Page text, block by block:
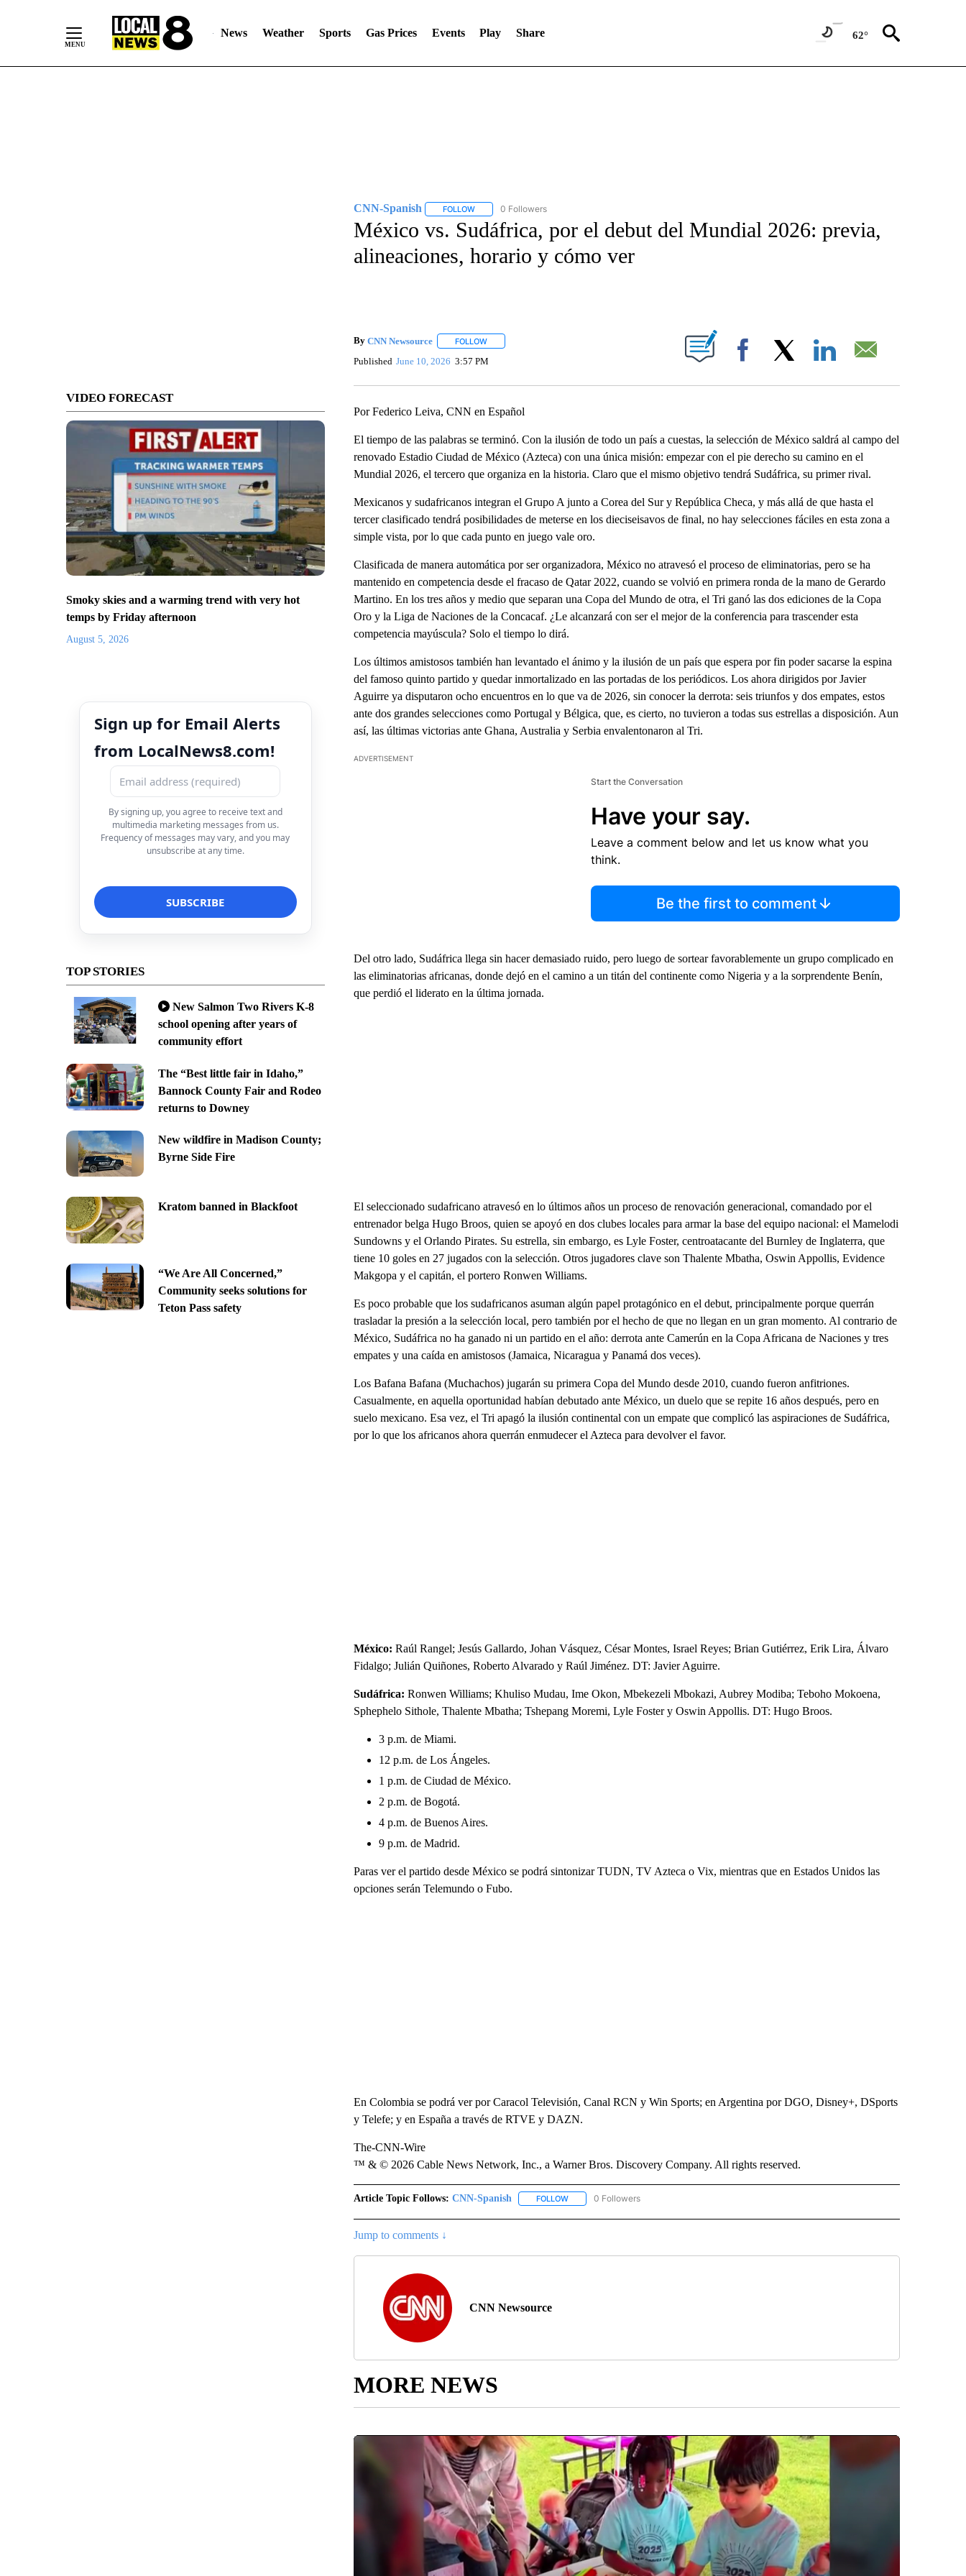
News Weather Sports Gas Prices Events Play Share 62°
VIDEO FORECAST
Smoky skies and a warming trend with very hot
temps by Friday afternoon
August 5, 2026
Sign up for Email Alerts
from LocalNews8.com!
By signing up, you agree to receive text and
multimedia marketing messages from us.
Frequency of messages may vary, and you may
unsubscribe at any time.
TOP STORIES
New Salmon Two Rivers K-8
school opening after years of
community effort
The “Best little fair in Idaho,”
Bannock County Fair and Rodeo
returns to Downey
New wildfire in Madison County;
Byrne Side Fire
Kratom banned in Blackfoot
“We Are All Concerned,”
Community seeks solutions for
Teton Pass safety
CNN-Spanish FOLLOWFOLLOW "CNN-SPANISH" TO RECEIVE NOTIFICATIONS ABOUT NEW PAGES ON "CNN-SPANISH".
0 Followers
México vs. Sudáfrica, por el debut del Mundial 2026: previa,
alineaciones, horario y cómo ver
By CNN Newsource FOLLOWFOLLOW "" TO RECEIVE NOTIFICATIONS ABOUT NEW PAGES ON "".
Published June 10, 2026 3:57 PM Facebook
Por Federico Leiva, CNN en Español
El tiempo de las palabras se terminó. Con la ilusión de todo un país a cuestas, la selección de México saldrá al campo del
renovado Estadio Ciudad de México (Azteca) con una única misión: empezar con el pie derecho su camino en el
Mundial 2026, el tercero que organiza en la historia. Claro que el mismo objetivo tendrá Sudáfrica, su primer rival.
Mexicanos y sudafricanos integran el Grupo A junto a Corea del Sur y República Checa, y más allá de que hasta el
tercer clasificado tendrá posibilidades de meterse en los dieciseisavos de final, no hay selecciones fáciles en esta zona a
simple vista, por lo que cada punto en juego vale oro.
Clasificada de manera automática por ser organizadora, México no atravesó el proceso de eliminatorias, pero se ha
mantenido en competencia desde el fracaso de Qatar 2022, cuando se volvió en primera ronda de la mano de Gerardo
Martino. En los tres años y medio que separan una Copa del Mundo de otra, el Tri ganó las dos ediciones de la Copa
Oro y la Liga de Naciones de la Concacaf. ¿Le alcanzará con ser el mejor de la conferencia para trascender esta
competencia mayúscula? Solo el tiempo lo dirá.
Los últimos amistosos también han levantado el ánimo y la ilusión de un país que espera por fin poder sacarse la espina
del famoso quinto partido y quedar inmortalizado en las portadas de los periódicos. Los ahora dirigidos por Javier
Aguirre ya disputaron ocho encuentros en lo que va de 2026, sin conocer la derrota: seis triunfos y dos empates, estos
ante dos grandes selecciones como Portugal y Bélgica, que, es cierto, no tuvieron a todas sus estrellas a disposición. Aun
así, las últimas victorias ante Ghana, Australia y Serbia envalentonaron al Tri.
ADVERTISEMENT
Start the Conversation
Have your say.
Leave a comment below and let us know what you
think.
Be the first to comment
Del otro lado, Sudáfrica llega sin hacer demasiado ruido, pero luego de sortear favorablemente un grupo complicado en
las eliminatorias africanas, donde dejó en el camino a un titán del continente como Nigeria y a la sorprendente Benín,
que perdió el liderato en la última jornada.
El seleccionado sudafricano atravesó en lo últimos años un proceso de renovación generacional, comandado por el
entrenador belga Hugo Broos, quien se apoyó en dos clubes locales para armar la base del equipo nacional: el Mamelodi
Sundowns y el Orlando Pirates. Su estrella, sin embargo, es Lyle Foster, centroatacante del Burnley de Inglaterra, que
tiene 10 goles en 27 jugados con la selección. Otros jugadores clave son Thalente Mbatha, Oswin Appollis, Evidence
Makgopa y el capitán, el portero Ronwen Williams.
Es poco probable que los sudafricanos asuman algún papel protagónico en el debut, principalmente porque querrán
trasladar la presión a la selección local, pero también por el hecho de que no llegan en un gran momento. Al contrario de
México, Sudáfrica no ha ganado ni un partido en el año: derrota ante Camerún en la Copa Africana de Naciones y tres
empates y una caída en amistosos (Jamaica, Nicaragua y Panamá dos veces).
Los Bafana Bafana (Muchachos) jugarán su primera Copa del Mundo desde 2010, cuando fueron anfitriones.
Casualmente, en aquella oportunidad habían debutado ante México, un duelo que se repite 16 años después, pero en
suelo mexicano. Esa vez, el Tri apagó la ilusión continental con un empate que complicó las aspiraciones de Sudáfrica,
por lo que los africanos ahora querrán enmudecer el Azteca para devolver el favor.
México: Raúl Rangel; Jesús Gallardo, Johan Vásquez, César Montes, Israel Reyes; Brian Gutiérrez, Erik Lira, Álvaro
Fidalgo; Julián Quiñones, Roberto Alvarado y Raúl Jiménez. DT: Javier Aguirre.
Sudáfrica: Ronwen Williams; Khuliso Mudau, Ime Okon, Mbekezeli Mbokazi, Aubrey Modiba; Teboho Mokoena,
Sphephelo Sithole, Thalente Mbatha; Tshepang Moremi, Lyle Foster y Oswin Appollis. DT: Hugo Broos.
3 p.m. de Miami.
12 p.m. de Los Ángeles.
1 p.m. de Ciudad de México.
2 p.m. de Bogotá.
4 p.m. de Buenos Aires.
9 p.m. de Madrid.
Paras ver el partido desde México se podrá sintonizar TUDN, TV Azteca o Vix, mientras que en Estados Unidos las
opciones serán Telemundo o Fubo.
En Colombia se podrá ver por Caracol Televisión, Canal RCN y Win Sports; en Argentina por DGO, Disney+, DSports
y Telefe; y en España a través de RTVE y DAZN.
The-CNN-Wire
™ & © 2026 Cable News Network, Inc., a Warner Bros. Discovery Company. All rights reserved.
Article Topic Follows: CNN-Spanish FOLLOWFOLLOW "CNN-SPANISH" TO RECEIVE NOTIFICATIONS ABOUT NEW PAGES ON "CNN-SPANISH".
0 Followers
Jump to comments ↓
CNN Newsource
MORE NEWS